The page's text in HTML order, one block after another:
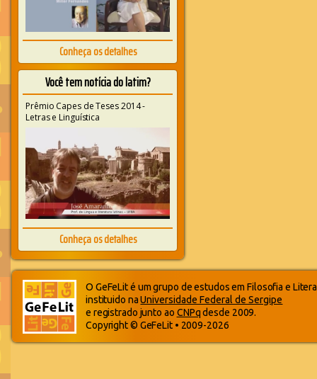
Conheça os detalhes
Você tem notícia do latim?
Prêmio Capes de Teses 2014 -
Letras e Linguística
Conheça os detalhes
O GeFeLit é um grupo de estudos em Filosofia e
instituido naUniversidade Federal de Sergipe
e registrado junto ao CNPqdesde 2009.
Copyright © GeFeLit • 2009-2026